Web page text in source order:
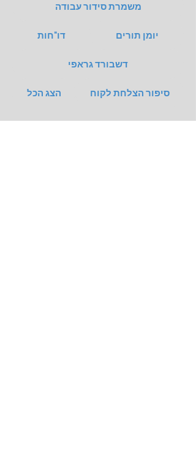
משמרת סידור עבודה
יומן תורים דו"חות
דשבורד גראפי
סיפור הצלחת לקוח הצג הכל